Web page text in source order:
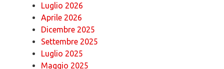
Luglio 2026
Aprile 2026
Dicembre 2025
Settembre 2025
Luglio 2025
Maggio 2025